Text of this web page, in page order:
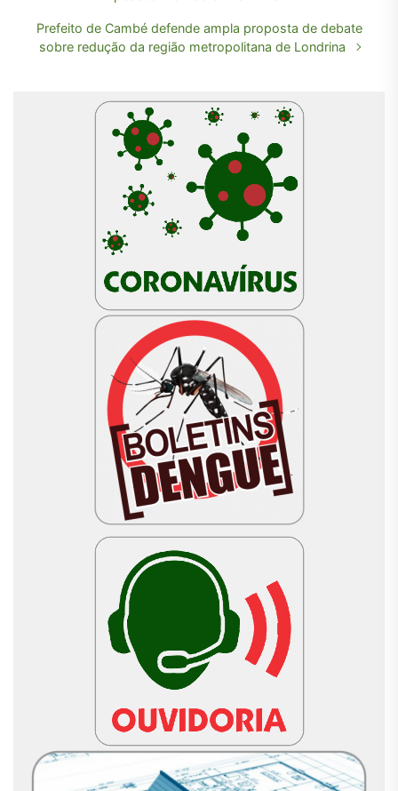
Prefeito de Cambé defende ampla proposta de debate
sobre redução da região metropolitana de Londrina